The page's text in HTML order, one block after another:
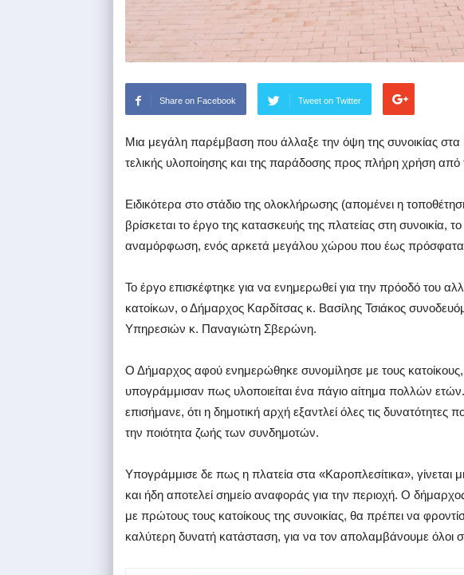
Share on Facebook Tweet on Twitter
Μια μεγάλη παρέμβαση που άλλαξε την όψη της συνοικίας στα
τελικής υλοποίησης και της παράδοσης προς πλήρη χρήση από
Ειδικότερα στο στάδιο της ολοκλήρωσης (απομένει η
βρίσκεται το έργο της κατασκευής της πλατείας στη
αναμόρφωση, ενός αρκετά μεγάλου χώρου που έως πρόσφατα
Το έργο επισκέφτηκε για να ενημερωθεί για την πρόοδό του
κατοίκων, ο Δήμαρχος Καρδίτσας κ. Βασίλης Τσιάκος
Υπηρεσιών κ. Παναγιώτη Σβερώνη.
Ο Δήμαρχος αφού ενημερώθηκε συνομίλησε με τους κατοίκους,
υπογράμμισαν πως υλοποιείται ένα πάγιο αίτημα πολλών
επισήμανε, ότι η δημοτική αρχή εξαντλεί όλες τις δυνατότητες
την ποιότητα ζωής των συνδημοτών.
Υπογράμμισε δε πως η πλατεία στα «Καροπλεσίτικα», γίνεται
και ήδη αποτελεί σημείο αναφοράς για την περιοχή. Ο
με πρώτους τους κατοίκους της συνοικίας, θα πρέπει να
καλύτερη δυνατή κατάσταση, για να τον απολαμβάνουμε όλοι